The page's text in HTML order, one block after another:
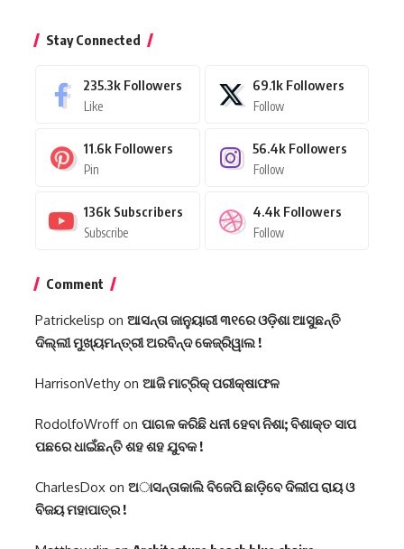
Stay Connected
235.3k Followers
Like
69.1k Followers
Follow
11.6k Followers
Pin
56.4k Followers
Follow
136k Subscribers
Subscribe
4.4k Followers
Follow
Comment
Patrickelisp on ଆସନ୍ତା ଜାନୁୟାରୀ ୩୧ରେ ଓଡ଼ିଶା ଆସୁଛନ୍ତି
ଦିଲ୍ଲୀ ମୁଖ୍ୟମନ୍ତ୍ରୀ ଅରବିନ୍ଦ କେଜ୍ରିୱାଲ !
HarrisonVethy on ଆଜି ମାଟ୍ରିକ୍ ପରୀକ୍ଷାଫଳ
RodolfoWroff on ପାଗଳ କରିଛି ଧନୀ ହେବା ନିଶା; ବିଶାକ୍ତ ସାପ
ପଛରେ ଧାଇଁଛନ୍ତି ଶହ ଶହ ଯୁବକ !
CharlesDox on ଅାସନ୍ତାକାଲି ବିଜେପି ଛାଡ଼ିବେ ଦିଲୀପ ରାୟ ଓ
ବିଜୟ ମହାପାତ୍ର !